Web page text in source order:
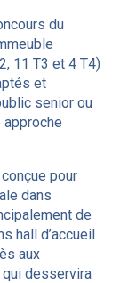
du
11 T3 et 4 T4)
et
senior ou
pour
dans
de
hall d’accueil
aux
desservira